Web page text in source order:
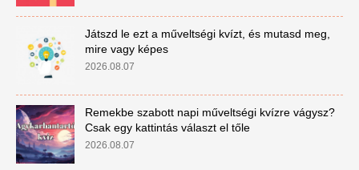
Játszd le ezt a műveltségi kvízt, és mutasd meg,
mire vagy képes
2026.08.07
Remekbe szabott napi műveltségi kvízre vágysz?
Csak egy kattintás választ el tőle
2026.08.07